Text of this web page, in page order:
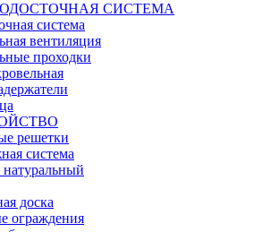
СИСТЕМА
система
вентиляция
проходки
решетки
система
доска
ограждения